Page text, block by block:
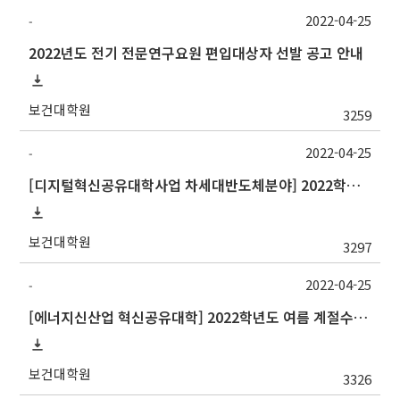
-
2022년도 전기 전문연구요원 편입대상자 선발 공고 안내
보건대학원 3259
2022-04-25
-
[디지털혁신공유대학사업 차세대반도체분야] 2022학년도 하계 계절수업 포항공과대학교 교류 수학 안내
보건대학원 3297
2022-04-25
-
[에너지신산업 혁신공유대학] 2022학년도 여름 계절수업 강원대학교 교류 수학 안내
보건대학원 3326
2022-04-25